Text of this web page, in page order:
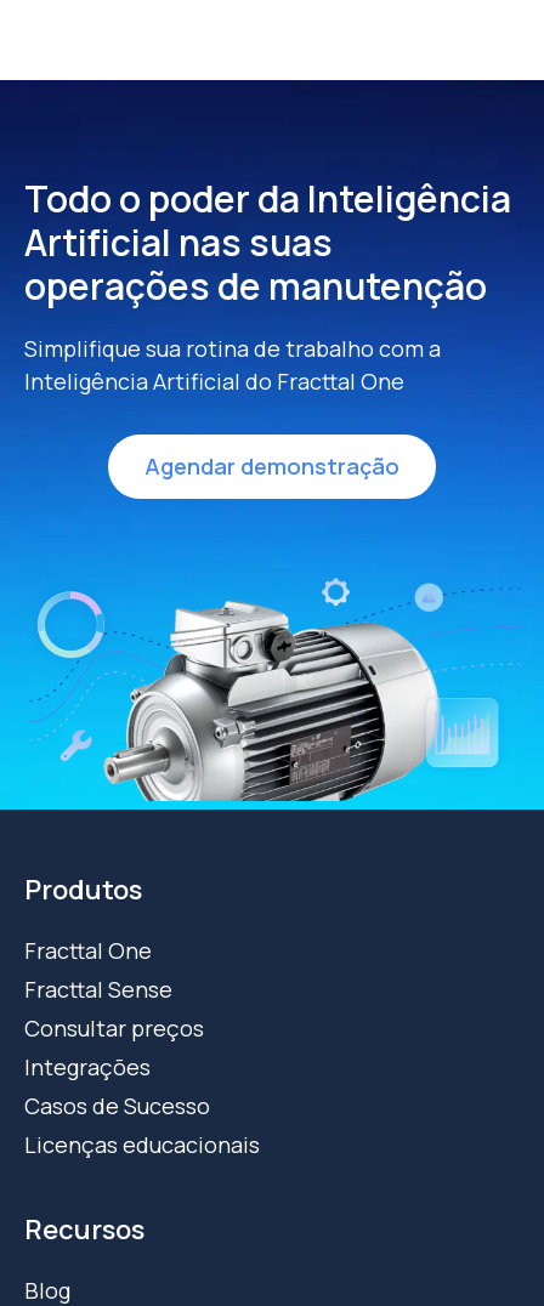
Todo o poder da Inteligência
Artificial nas suas
operações de manutenção
Simplifique sua rotina de trabalho com a
Inteligência Artificial do Fracttal One
Agendar demonstração
Produtos
Fracttal One
Fracttal Sense
Consultar preços
Integrações
Casos de Sucesso
Licenças educacionais
Recursos
Blog